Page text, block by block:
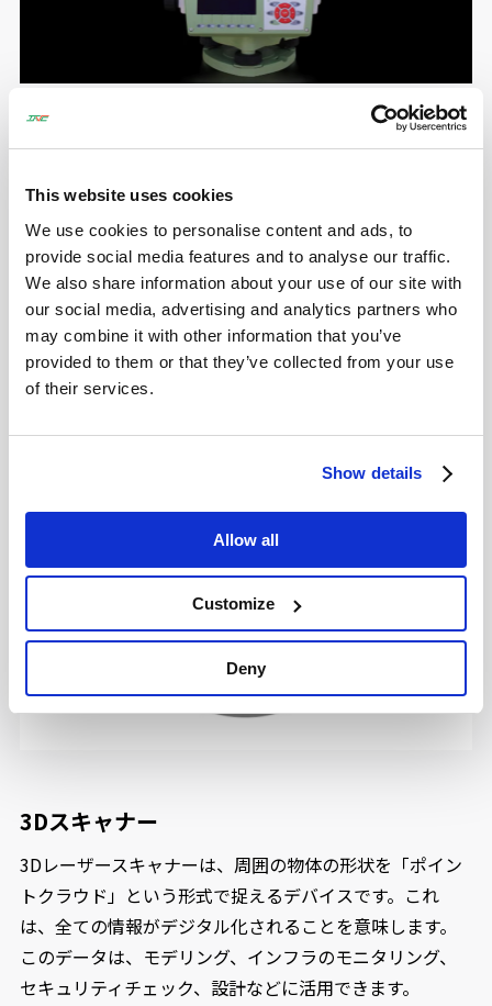
This website uses cookies
We use cookies to personalise content and ads, to
provide social media features and to analyse our traffic.
We also share information about your use of our site with
our social media, advertising and analytics partners who
may combine it with other information that you’ve
provided to them or that they’ve collected from your use
of their services.
Show details
Allow all
Customize
Deny
BAUM
バウムパイルドライビングナビゲーションシステムは、
杭打ち作業のための革新的なソリューションです。杭打
ち工程を効果的に管理し、作業効率を向上させます。こ
のシステムにより、杭の傾斜角と位置座標を容易に取得
できるため、打ち込み中にリアルタイムレポートを作成
し、検査員が一人で計測することが可能です。正確かつ
効率的な杭打ち作業を保証するシステムです。
3Dスキャナー
3Dレーザースキャナーは、周囲の物体の形状を「ポイン
トクラウド」という形式で捉えるデバイスです。これ
は、全ての情報がデジタル化されることを意味します。
このデータは、モデリング、インフラのモニタリング、
セキュリティチェック、設計などに活用できます。